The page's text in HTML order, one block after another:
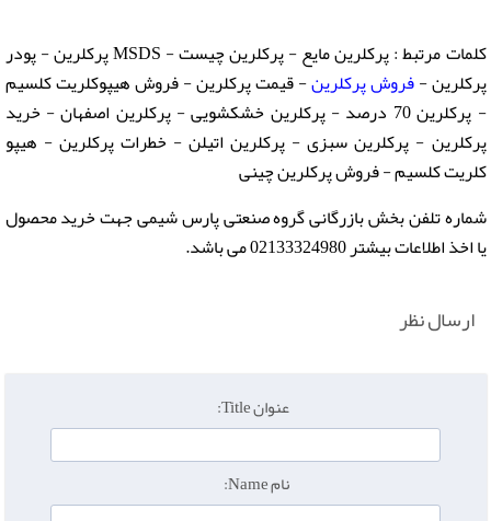
کلمات مرتبط : پرکلرین مایع - پرکلرین چیست - MSDS پرکلرین - پودر
پرکلرین -فروش پرکلرین- قیمت پرکلرین - فروش هيپوكلريت كلسيم
- پرکلرین 70 درصد - پرکلرین خشکشویی - پرکلرین اصفهان - خرید
پرکلرین - پرکلرین سبزی - پرکلرین اتیلن - خطرات پرکلرین - هيپو
كلريت كلسيم - فروش پرکلرین چینی
شماره تلفن بخش بازرگانی گروه صنعتی پارس شیمی جهت خرید محصول
یا اخذ اطلاعات بیشتر 02133324980 می باشد.
ارسال نظر
عنوان Title:
نام Name: